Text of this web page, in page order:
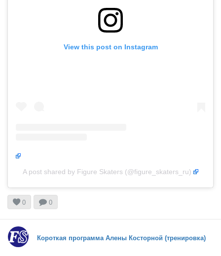
View this post on Instagram
A post shared by Figure Skaters (@figure_skaters_ru)
0  0
Короткая программа Алены Косторной (тренировка)